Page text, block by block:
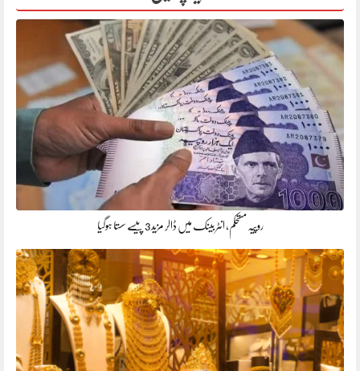
روپیہ مستحکم، انٹربینک میں ڈالر مزید 3 پیسے سستا ہوگیا